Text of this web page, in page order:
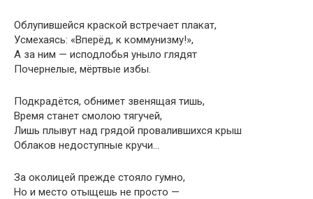
Облупившейся краской встречает плакат,
Усмехаясь: «Вперёд, к коммунизму!»,
А за ним — исподлобья уныло глядят
Почернелые, мёртвые избы.
Подкрадётся, обнимет звенящая тишь,
Время станет смолою тягучей,
Лишь плывут над грядой провалившихся крыш
Облаков недоступные кручи…
За околицей прежде стояло гумно,
Но и место отыщешь не просто —